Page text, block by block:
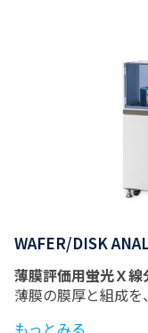
WAFER/DISK
薄膜評価用蛍光Ｘ線
薄膜の膜厚と組成を
もっとみる